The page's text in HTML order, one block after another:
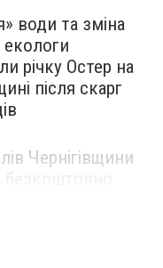
води та зміна
екологи
річку Остер на
після скарг
Чернігівщини
безкоштовно